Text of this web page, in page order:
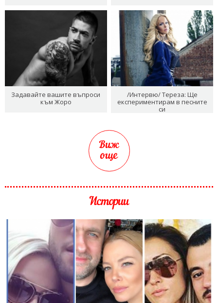
Задавайте вашите въпроси
към Жоро
/Интервю/ Тереза: Ще
експериментирам в песните
си
Виж
още
Истории